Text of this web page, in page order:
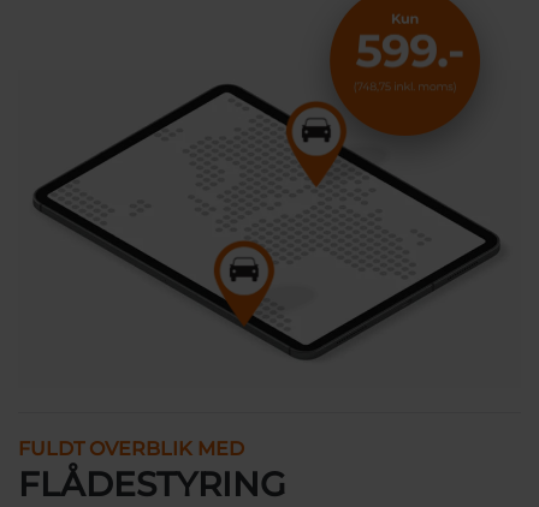
FULDT OVERBLIK MED
FLÅDESTYRING